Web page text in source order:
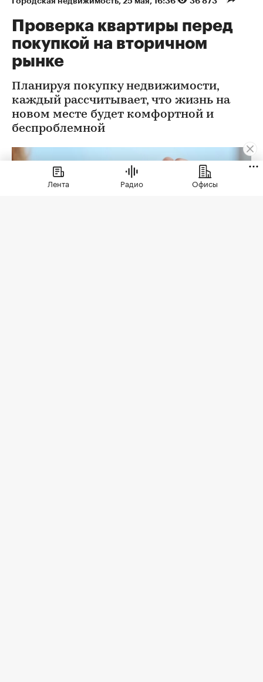
Проверка квартиры перед
покупкой на вторичном
рынке
Планируя покупку недвижимости,
каждый рассчитывает, что жизнь на
новом месте будет комфортной и
беспроблемной
Лента Радио Офисы